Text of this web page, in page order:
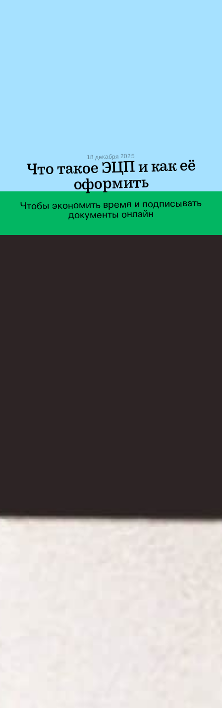
Чтобы экономить время и подписывать
документы онлайн
18 декабря 2025
Что такое ЭЦП и как её
оформить